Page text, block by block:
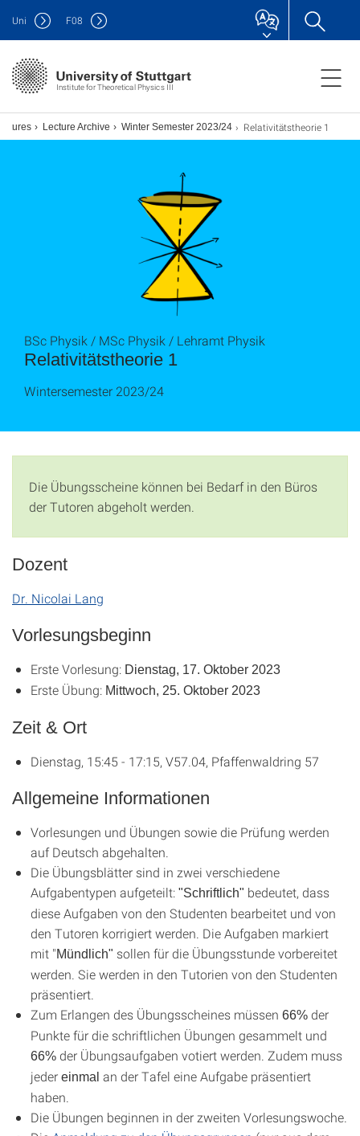
Institute for Theoretical Physics III
Uni F08
Lecture Archive Winter Semester 2023/24 Relativitätstheorie 1
Relativitätstheorie 1
BSc Physik / MSc Physik / Lehramt Physik
Wintersemester 2023/24
Die Übungsscheine können bei Bedarf in den Büros
der Tutoren abgeholt werden.
Dozent
Dr. Nicolai Lang
Vorlesungsbeginn
Erste Vorlesung: Dienstag, 17. Oktober 2023
Erste Übung: Mittwoch, 25. Oktober 2023
Zeit & Ort
Dienstag, 15:45 - 17:15, V57.04, Pfaffenwaldring 57
Allgemeine Informationen
Vorlesungen und Übungen sowie die Prüfung werden
auf Deutsch abgehalten.
Die Übungsblätter sind in zwei verschiedene
Aufgabentypen aufgeteilt: "Schriftlich" bedeutet, dass
diese Aufgaben von den Studenten bearbeitet und von
den Tutoren korrigiert werden. Die Aufgaben markiert
mit "Mündlich" sollen für die Übungsstunde vorbereitet
werden. Sie werden in den Tutorien von den Studenten
präsentiert.
Zum Erlangen des Übungsscheines müssen 66% der
Punkte für die schriftlichen Übungen gesammelt und
66% der Übungsaufgaben votiert werden. Zudem muss
jeder einmal an der Tafel eine Aufgabe präsentiert
haben.
Die Übungen beginnen in der zweiten Vorlesungswoche.